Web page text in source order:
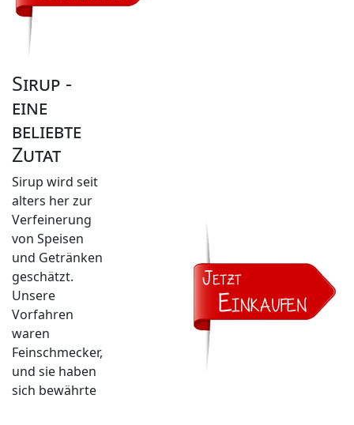
Sirup -
eine
beliebte
Zutat
Sirup wird seit
alters her zur
Verfeinerung
von Speisen
und Getränken
geschätzt.
Unsere
Vorfahren
waren
Feinschmecker,
und sie haben
sich bewährte